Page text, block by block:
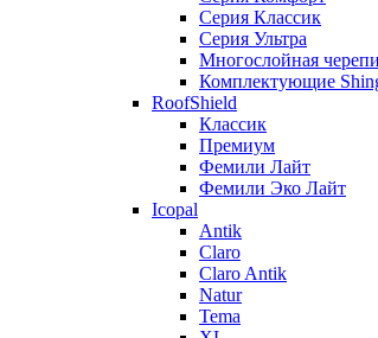
Серия Классик
Серия Ультра
Многослойная
Комплектующие
RoofShield
Классик
Премиум
Фемили Лайт
Фемили Эко Лайт
Icopal
Antik
Claro
Claro Antik
Natur
Tema